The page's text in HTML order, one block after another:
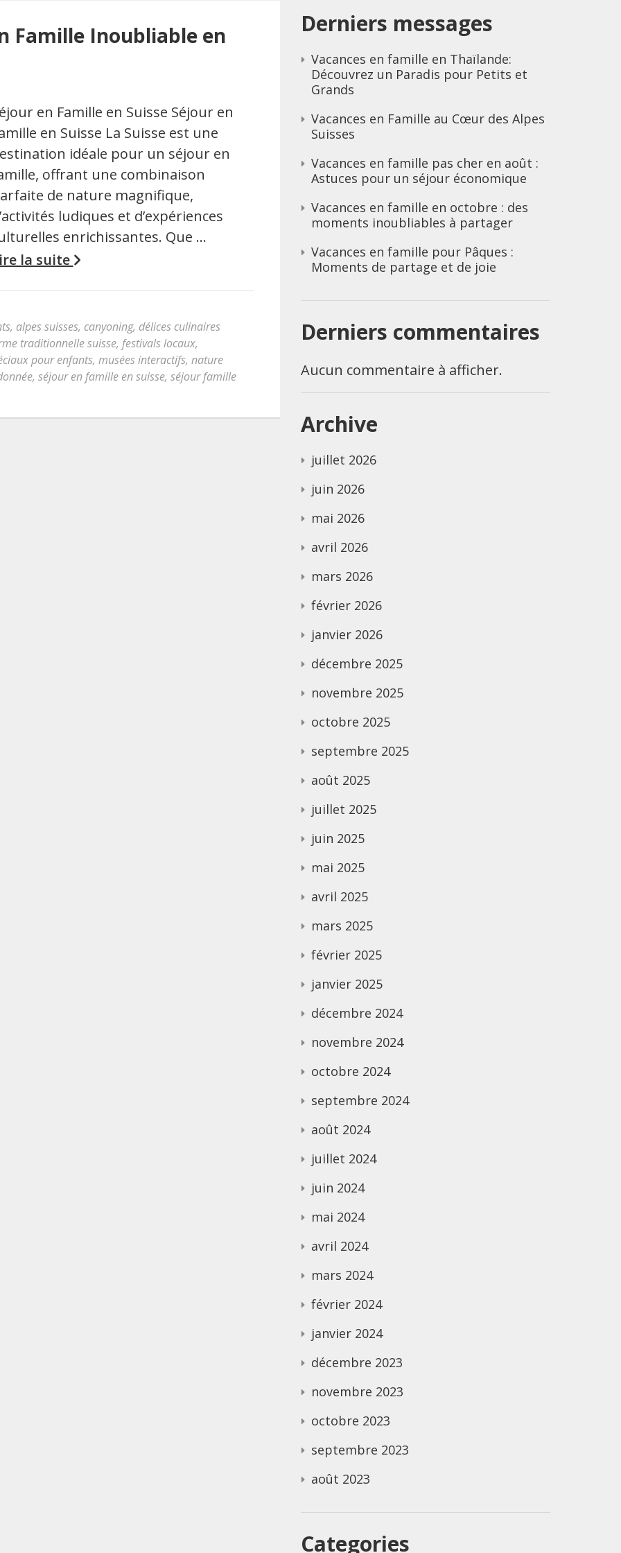
Famille Inoubliable en
en Famille en Suisse Séjour en
en Suisse La Suisse est une
idéale pour un séjour en
offrant une combinaison
de nature magnifique,
ludiques et d’expériences
enrichissantes. Que …
la suite
, alpes suisses, canyoning, délices culinaires
traditionnelle suisse, festivals locaux,
pour enfants, musées interactifs, nature
, séjour en famille en suisse, séjour famille
Derniers messages
Vacances en famille en Thaïlande:
Découvrez un Paradis pour Petits et
Grands
Vacances en Famille au Cœur des Alpes
Suisses
Vacances en famille pas cher en août :
Astuces pour un séjour économique
Vacances en famille en octobre : des
moments inoubliables à partager
Vacances en famille pour Pâques :
Moments de partage et de joie
Derniers commentaires
Aucun commentaire à afficher.
Archive
juillet 2026
juin 2026
mai 2026
avril 2026
mars 2026
février 2026
janvier 2026
décembre 2025
novembre 2025
octobre 2025
septembre 2025
août 2025
juillet 2025
juin 2025
mai 2025
avril 2025
mars 2025
février 2025
janvier 2025
décembre 2024
novembre 2024
octobre 2024
septembre 2024
août 2024
juillet 2024
juin 2024
mai 2024
avril 2024
mars 2024
février 2024
janvier 2024
décembre 2023
novembre 2023
octobre 2023
septembre 2023
août 2023
Categories